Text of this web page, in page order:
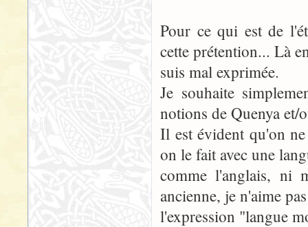
Pour ce qui est de
cette prétention... Là
suis mal exprimée.
Je souhaite
notions de Quenya et/
Il est évident qu'on
on le fait avec une
comme l'anglais, ni
ancienne, je n'aime
l'expression "langue